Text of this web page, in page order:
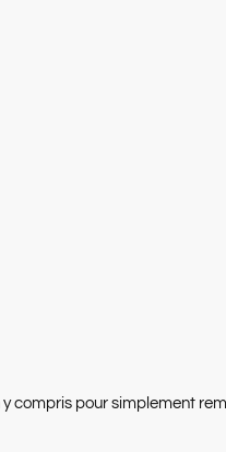
compris pour simplement